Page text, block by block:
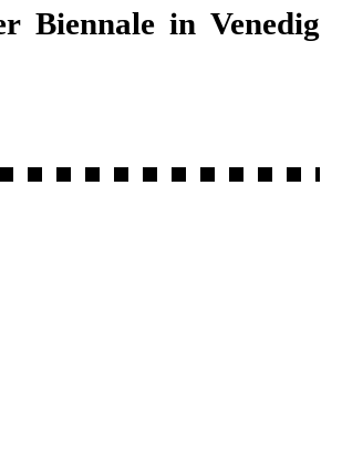
Biennale in Venedig